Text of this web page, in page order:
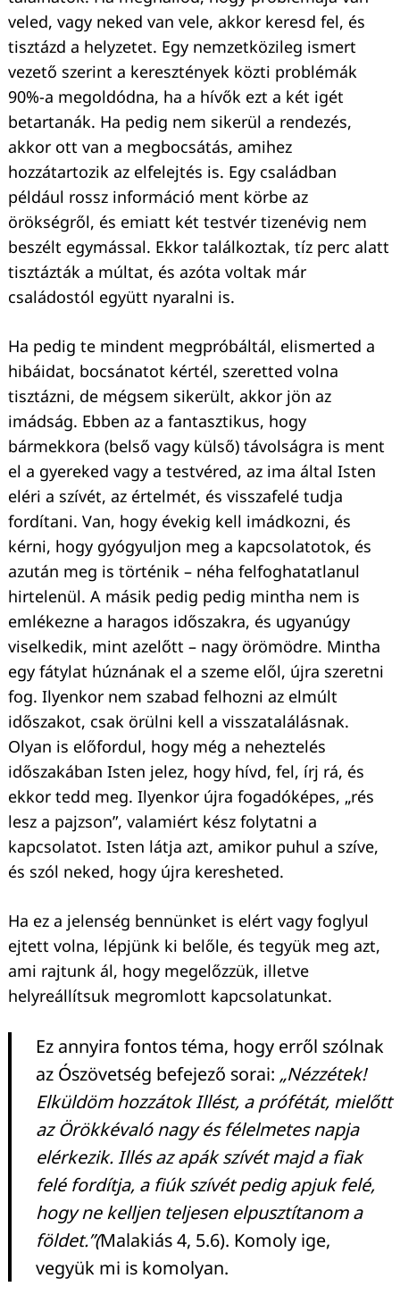
veled, vagy neked van vele, akkor keresd fel, és
tisztázd a helyzetet. Egy nemzetközileg ismert
vezető szerint a keresztények közti problémák
90%-a megoldódna, ha a hívők ezt a két igét
betartanák. Ha pedig nem sikerül a rendezés,
akkor ott van a megbocsátás, amihez
hozzátartozik az elfelejtés is. Egy családban
például rossz információ ment körbe az
örökségről, és emiatt két testvér tizenévig nem
beszélt egymással. Ekkor találkoztak, tíz perc alatt
tisztázták a múltat, és azóta voltak már
családostól együtt nyaralni is.
Ha pedig te mindent megpróbáltál, elismerted a
hibáidat, bocsánatot kértél, szeretted volna
tisztázni, de mégsem sikerült, akkor jön az
imádság. Ebben az a fantasztikus, hogy
bármekkora (belső vagy külső) távolságra is ment
el a gyereked vagy a testvéred, az ima által Isten
eléri a szívét, az értelmét, és visszafelé tudja
fordítani. Van, hogy évekig kell imádkozni, és
kérni, hogy gyógyuljon meg a kapcsolatotok, és
azután meg is történik – néha felfoghatatlanul
hirtelenül. A másik pedig pedig mintha nem is
emlékezne a haragos időszakra, és ugyanúgy
viselkedik, mint azelőtt – nagy örömödre. Mintha
egy fátylat húznának el a szeme elől, újra szeretni
fog. Ilyenkor nem szabad felhozni az elmúlt
időszakot, csak örülni kell a visszatalálásnak.
Olyan is előfordul, hogy még a neheztelés
időszakában Isten jelez, hogy hívd, fel, írj rá, és
ekkor tedd meg. Ilyenkor újra fogadóképes, „rés
lesz a pajzson”, valamiért kész folytatni a
kapcsolatot. Isten látja azt, amikor puhul a szíve,
és szól neked, hogy újra keresheted.
Ha ez a jelenség bennünket is elért vagy foglyul
ejtett volna, lépjünk ki belőle, és tegyük meg azt,
ami rajtunk ál, hogy megelőzzük, illetve
helyreállítsuk megromlott kapcsolatunkat.
Ez annyira fontos téma, hogy erről szólnak
az Ószövetség befejező sorai: „Nézzétek!
Elküldöm hozzátok Illést, a prófétát, mielőtt
az Örökkévaló nagy és félelmetes napja
elérkezik. Illés az apák szívét majd a fiak
felé fordítja, a fiúk szívét pedig apjuk felé,
hogy ne kelljen teljesen elpusztítanom a
földet.”(Malakiás 4, 5.6). Komoly ige,
vegyük mi is komolyan.